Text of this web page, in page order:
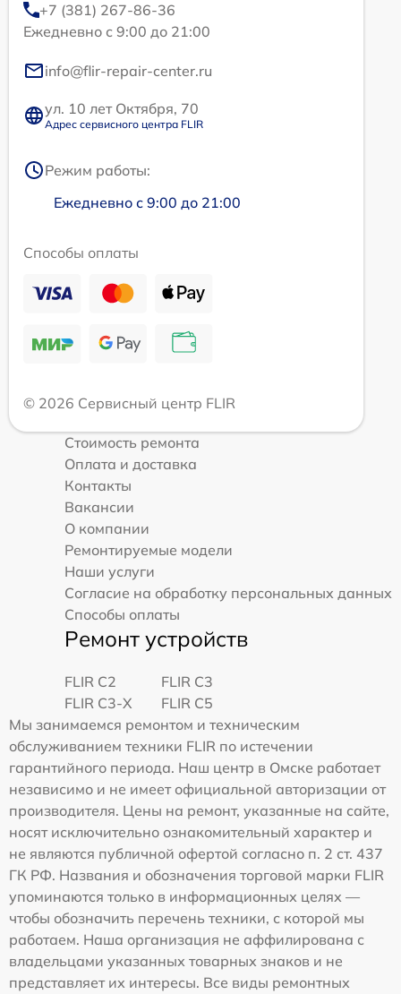
+7 (381) 267-86-36
Ежедневно с 9:00 до 21:00
info@flir-repair-center.ru
ул. 10 лет Октября, 70
Адрес сервисного центра FLIR
Режим работы:
Ежедневно с 9:00 до 21:00
Способы оплаты
© 2026 Сервисный центр FLIR
Стоимость ремонта
Оплата и доставка
Контакты
Вакансии
О компании
Ремонтируемые модели
Наши услуги
Согласие на обработку персональных данных
Способы оплаты
Ремонт устройств
FLIR C2
FLIR С3
FLIR С3-Х
FLIR С5
Мы занимаемся ремонтом и техническим
обслуживанием техники FLIR по истечении
гарантийного периода. Наш центр в Омске работает
независимо и не имеет официальной авторизации от
производителя. Цены на ремонт, указанные на сайте,
носят исключительно ознакомительный характер и
не являются публичной офертой согласно п. 2 ст. 437
ГК РФ. Названия и обозначения торговой марки FLIR
упоминаются только в информационных целях —
чтобы обозначить перечень техники, с которой мы
работаем. Наша организация не аффилирована с
владельцами указанных товарных знаков и не
представляет их интересы. Все виды ремонтных